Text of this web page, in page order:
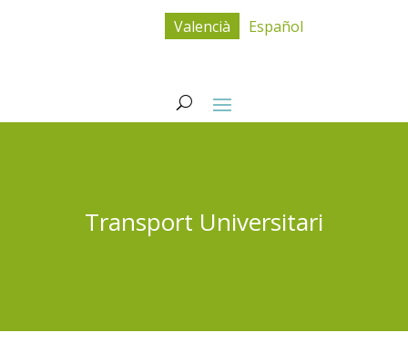
Valencià Español
Transport Universitari